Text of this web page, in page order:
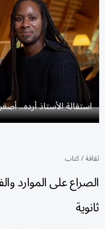
استقالة الأستاذ أرده..
ثقافة/كتاب
الصراع على الموارد
ثانوية